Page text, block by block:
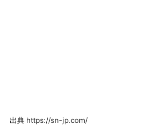
出典 https://sn-jp.com/